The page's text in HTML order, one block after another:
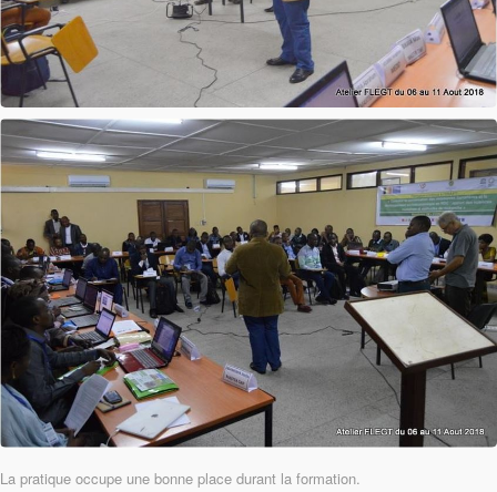
La pratique occupe une bonne place durant la formation.